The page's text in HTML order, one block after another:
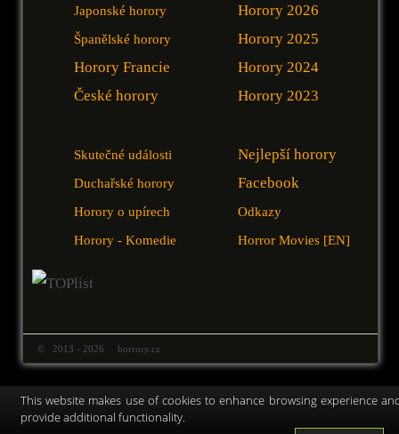
Japonské horory
Španělské horory
Horory Francie
České horory
Horory 2026
Horory 2025
Horory 2024
Horory 2023
Skutečné události
Duchařské horory
Horory o upírech
Horory - Komedie
Nejlepší horory
Facebook
Odkazy
Horror Movies [EN]
© 2013 - 2026 horrory.cz
This website makes use of cookies to enhance browsing experience
provide additional functionality.